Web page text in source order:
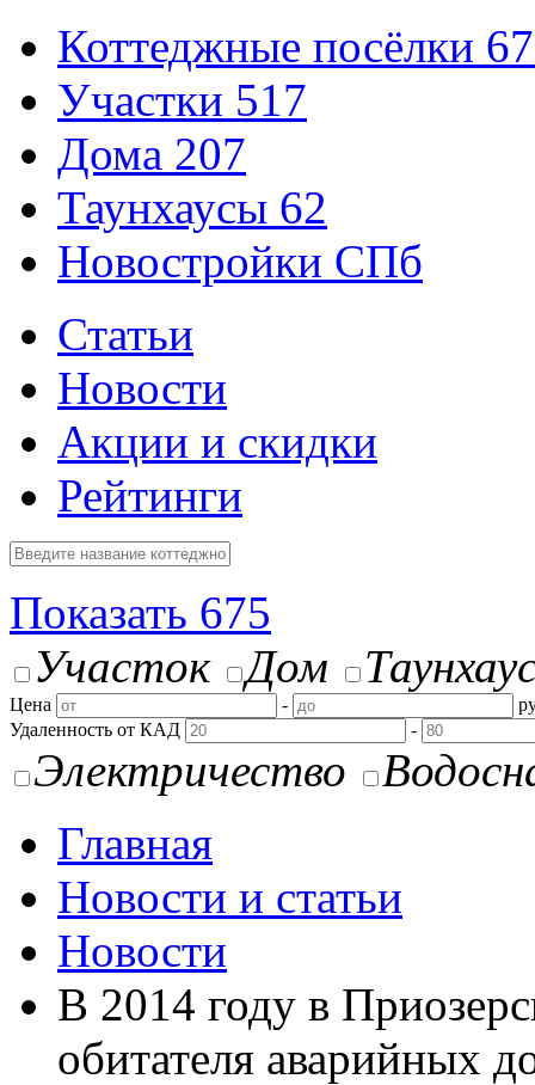
Коттеджные посёлки
Участки 517
Дома 207
Таунхаусы 62
Новостройки СПб
Статьи
Новости
Акции и скидки
Рейтинги
Показать 675
Участок
Дом
Цена -
Удаленность от КАД
-
Электричество
Главная
Новости и статьи
Новости
В 2014 году в
обитателя аварийных